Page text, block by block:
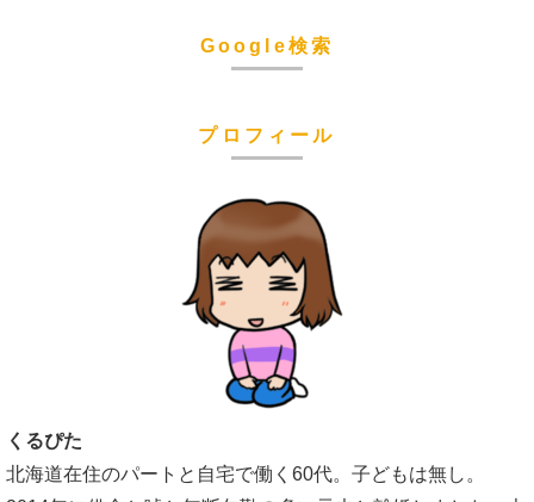
Google検索
プロフィール
くるぴた
北海道在住のパートと自宅で働く60代。子どもは無し。